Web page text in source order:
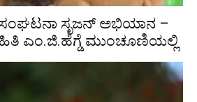
ಸಂಘಟನಾ ಸೃಜನ್ ಅಭಿಯಾನ –
ಎಂ.ಜಿ.ಹೆಗ್ಡೆ ಮುಂಚೂಣಿಯಲ್ಲಿ